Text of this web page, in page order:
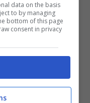
le attività
ristoranti,
come
fast food, ecc…
potete
il
data on the basis
to by managing
bottom of this page
consent in privacy